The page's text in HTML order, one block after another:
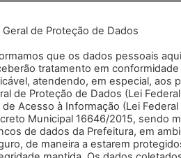
Geral de Proteção de Dados
que os dados pessoais
tratamento em conformidade
atendendo, em especial, aos
de Proteção de Dados (Lei
de Acesso à Informação (Lei Federal
Municipal 16646/2015, sendo
de dados da Prefeitura, em
de maneira a estarem